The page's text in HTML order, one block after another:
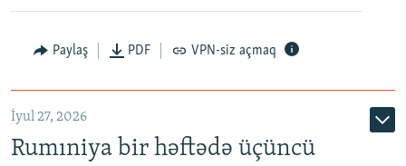
Paylaş PDF VPN-siz açmaq
İyul 27, 2026
Rumıniya bir həftədə üçüncü